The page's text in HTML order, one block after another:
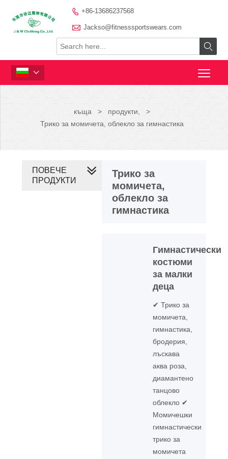
 +86-13686237568
 Jackso@fitnesssportswears.com


къща > продукти,
>
Трико за момичета, облекло за гимнастика
Трико за
момичета,
облекло за
гимнастика
Гимнастически
костюми
за малки
деца
✔ Трико за
момичета,
гимнастика,
бродерия,
лъскава
аква роза,
диамантено
танцово
облекло ✔
Момичешки
гимнастически
трико за
момичета
ПОВЕЧЕ
ПРОДУКТИ